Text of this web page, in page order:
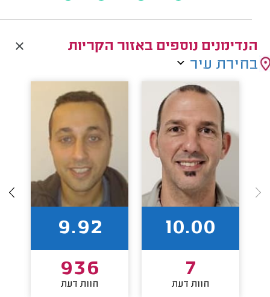
הנדימנים נוספים באזור הקריות
בחירת עיר
10.00
7
חוות דעת
9.92
936
חוות דעת